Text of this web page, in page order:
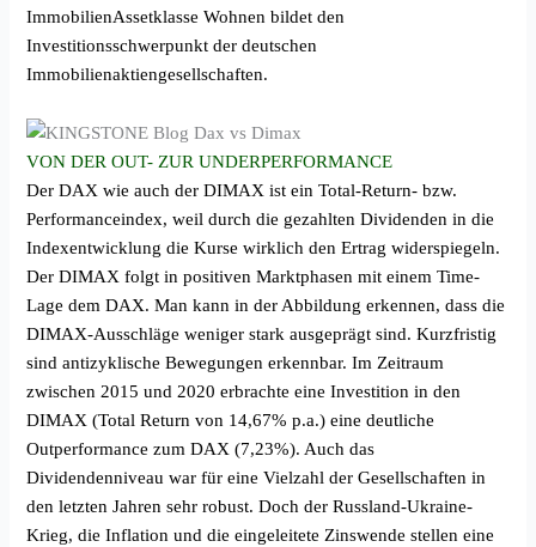
ImmobilienAssetklasse Wohnen bildet den
Investitionsschwerpunkt der deutschen
Immobilienaktiengesellschaften.
VON DER OUT- ZUR UNDERPERFORMANCE
Der DAX wie auch der DIMAX ist ein Total-Return- bzw.
Performanceindex, weil durch die gezahlten Dividenden in die
Indexentwicklung die Kurse wirklich den Ertrag widerspiegeln.
Der DIMAX folgt in positiven Marktphasen mit einem Time-
Lage dem DAX. Man kann in der Abbildung erkennen, dass die
DIMAX-Ausschläge weniger stark ausgeprägt sind. Kurzfristig
sind antizyklische Bewegungen erkennbar. Im Zeitraum
zwischen 2015 und 2020 erbrachte eine Investition in den
DIMAX (Total Return von 14,67% p.a.) eine deutliche
Outperformance zum DAX (7,23%). Auch das
Dividendenniveau war für eine Vielzahl der Gesellschaften in
den letzten Jahren sehr robust. Doch der Russland-Ukraine-
Krieg, die Inflation und die eingeleitete Zinswende stellen eine